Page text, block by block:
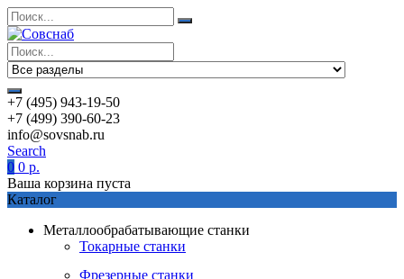
+7 (495) 943-19-50
+7 (499) 390-60-23
info@sovsnab.ru
Search
0 0 р.
Ваша корзина пуста
Каталог
Металлообрабатывающие станки
Токарные станки
Фрезерные станки